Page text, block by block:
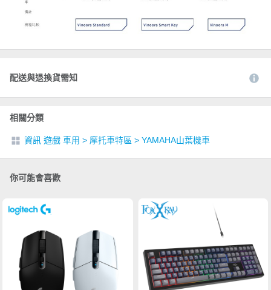
配送與退換貨需知
相關分類
資訊 遊戲 車用 > 摩托車特區 > YAMAHA山葉機車
你可能會喜歡